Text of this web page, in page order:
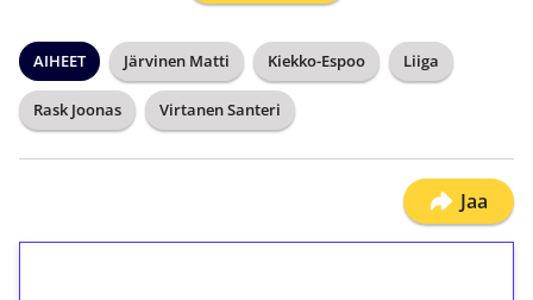
AIHEET Järvinen Matti Kiekko-Espoo Liiga
Rask Joonas Virtanen Santeri
Jaa